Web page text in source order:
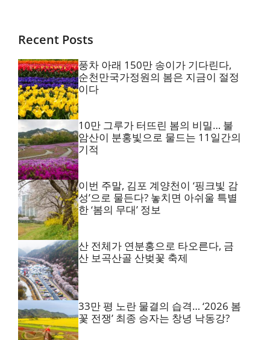
Recent Posts
풍차 아래 150만 송이가 기다린다,
순천만국가정원의 봄은 지금이 절정
이다
10만 그루가 터뜨린 봄의 비밀… 불
암산이 분홍빛으로 물드는 11일간의
기적
이번 주말, 김포 계양천이 ‘핑크빛 감
성’으로 물든다? 놓치면 아쉬울 특별
한 ‘봄의 무대’ 정보
산 전체가 연분홍으로 타오른다, 금
산 보곡산골 산벚꽃 축제
33만 평 노란 물결의 습격… ‘2026 봄
꽃 전쟁’ 최종 승자는 창녕 낙동강?